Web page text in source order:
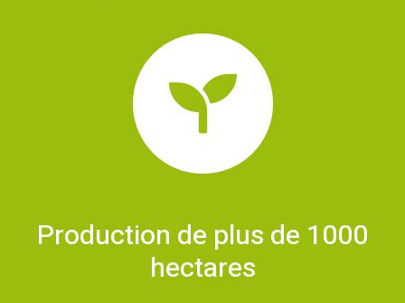
Production de plus de 1000
hectares